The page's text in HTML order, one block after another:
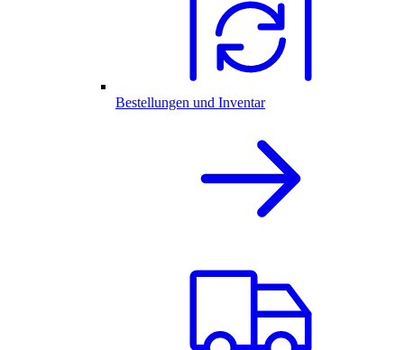
Bestellungen und Inventar